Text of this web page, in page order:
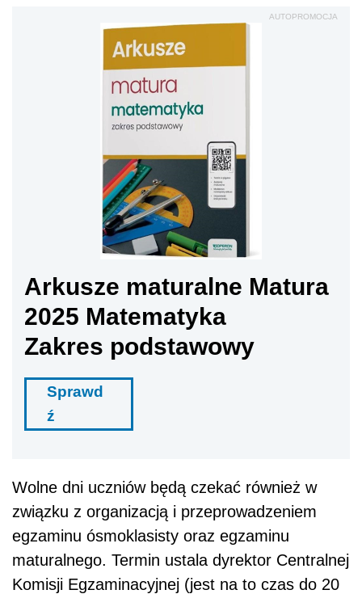
AUTOPROMOCJA
Arkusze maturalne Matura
2025 Matematyka
Zakres podstawowy
Sprawd
ź
Wolne dni uczniów będą czekać również w
związku z organizacją i przeprowadzeniem
egzaminu ósmoklasisty oraz egzaminu
maturalnego. Termin ustala dyrektor Centralnej
Komisji Egzaminacyjnej (jest na to czas do 20